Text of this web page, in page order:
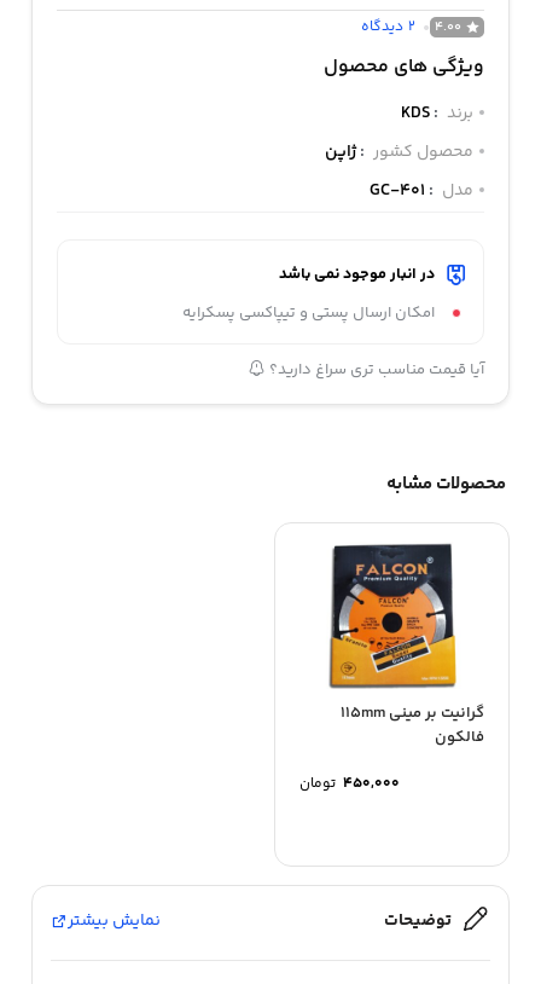
4.00
2 دیدگاه
ویژگی های محصول
برند :
KDS
محصول کشور :ژاپن
مدل :
GC-401
در انبار موجود نمی باشد
امکان ارسال پستی و تیپاکسی پسکرایه
آیا قیمت مناسب تری سراغ دارید؟
محصولات مشابه
گرانیت بر مینی 115mm
فالکون
۴۵۰,۰۰۰ تومان
توضیحات نمایش بیشتر